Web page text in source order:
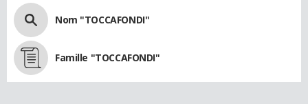
Nom "TOCCAFONDI"
Famille "TOCCAFONDI"